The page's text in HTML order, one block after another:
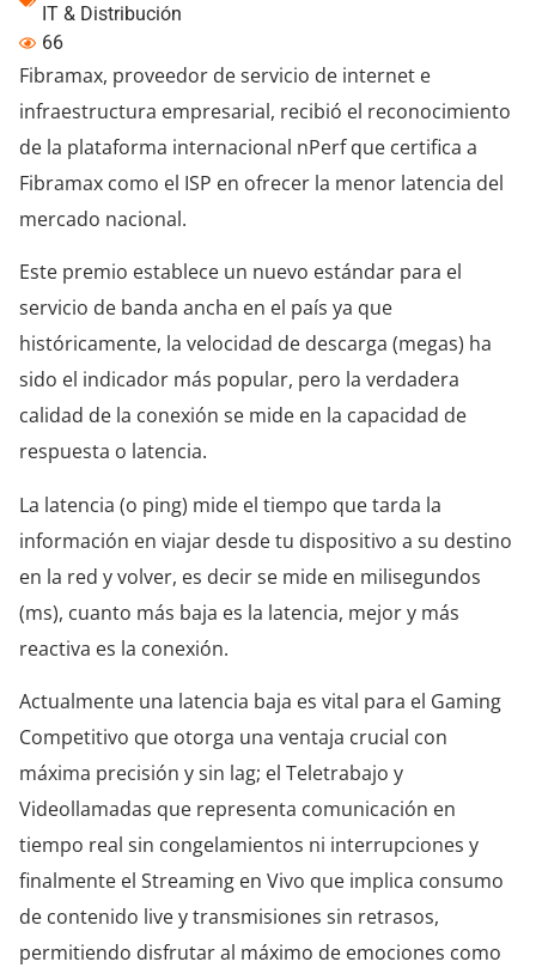
IT & Distribución
66
Fibramax, proveedor de servicio de internet e
infraestructura empresarial, recibió el reconocimiento
de la plataforma internacional nPerf que certifica a
Fibramax como el ISP en ofrecer la menor latencia del
mercado nacional.
Este premio establece un nuevo estándar para el
servicio de banda ancha en el país ya que
históricamente, la velocidad de descarga (megas) ha
sido el indicador más popular, pero la verdadera
calidad de la conexión se mide en la capacidad de
respuesta o latencia.
La latencia (o ping) mide el tiempo que tarda la
información en viajar desde tu dispositivo a su destino
en la red y volver, es decir se mide en milisegundos
(ms), cuanto más baja es la latencia, mejor y más
reactiva es la conexión.
Actualmente una latencia baja es vital para el Gaming
Competitivo que otorga una ventaja crucial con
máxima precisión y sin lag; el Teletrabajo y
Videollamadas que representa comunicación en
tiempo real sin congelamientos ni interrupciones y
finalmente el Streaming en Vivo que implica consumo
de contenido live y transmisiones sin retrasos,
permitiendo disfrutar al máximo de emociones como